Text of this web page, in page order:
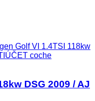
Golf VI 1.4TSI 118kw
coche
DSG 2009 / AJ